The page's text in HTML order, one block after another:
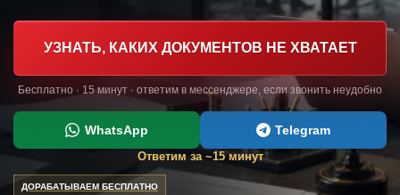
УЗНАТЬ, КАКИХ ДОКУМЕНТОВ НЕ ХВАТАЕТ
Бесплатно · 15 минут · ответим в мессенджере, если звонить неудобно
WhatsApp Telegram
Ответим за ~15 минут
ДОРАБАТЫВАЕМ БЕСПЛАТНО